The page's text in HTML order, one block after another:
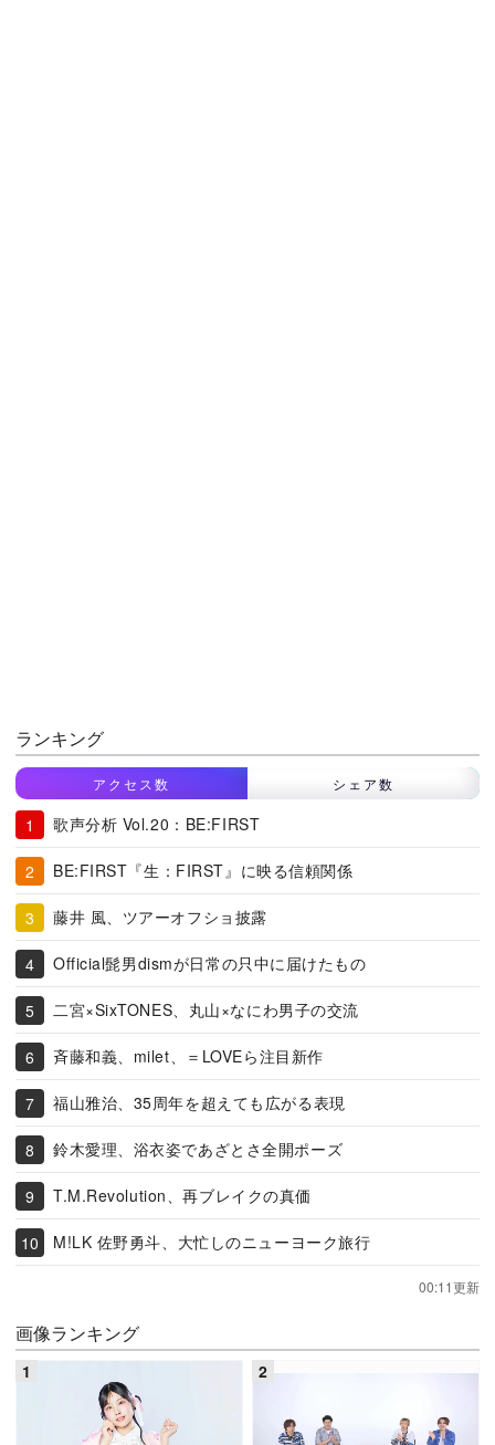
ランキング
アクセス数 シェア数
歌声分析 Vol.20：BE:FIRST
BE:FIRST『生：FIRST』に映る信頼関係
藤井 風、ツアーオフショ披露
Official髭男dismが日常の只中に届けたもの
二宮×SixTONES、丸山×なにわ男子の交流
斉藤和義、milet、＝LOVEら注目新作
福山雅治、35周年を超えても広がる表現
鈴木愛理、浴衣姿であざとさ全開ポーズ
T.M.Revolution、再ブレイクの真価
M!LK 佐野勇斗、大忙しのニューヨーク旅行
00:11更新
画像ランキング